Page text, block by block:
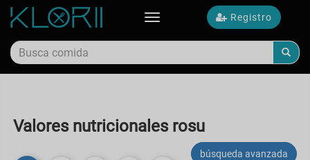
Registro
Toggle
Valores nutricionales rosu
búsqueda avanzada